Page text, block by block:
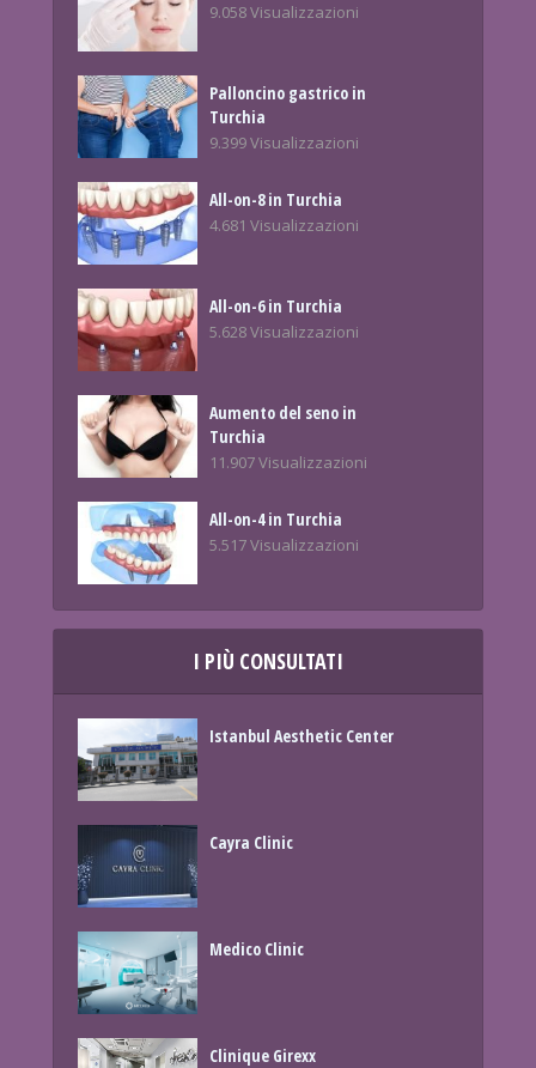
9.058 Visualizzazioni
Palloncino gastrico in
Turchia
9.399 Visualizzazioni
All-on-8 in Turchia
4.681 Visualizzazioni
All-on-6 in Turchia
5.628 Visualizzazioni
Aumento del seno in
Turchia
11.907 Visualizzazioni
All-on-4 in Turchia
5.517 Visualizzazioni
I PIÙ CONSULTATI
Istanbul Aesthetic Center
Cayra Clinic
Medico Clinic
Clinique Girexx